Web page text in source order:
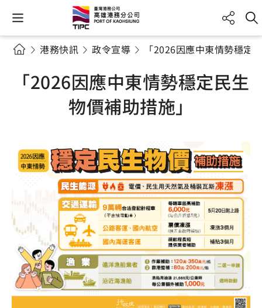
港務快訊 政令宣導 「2026因應中東情勢穩定
「2026因應中東情勢穩定民生
物價補助措施」